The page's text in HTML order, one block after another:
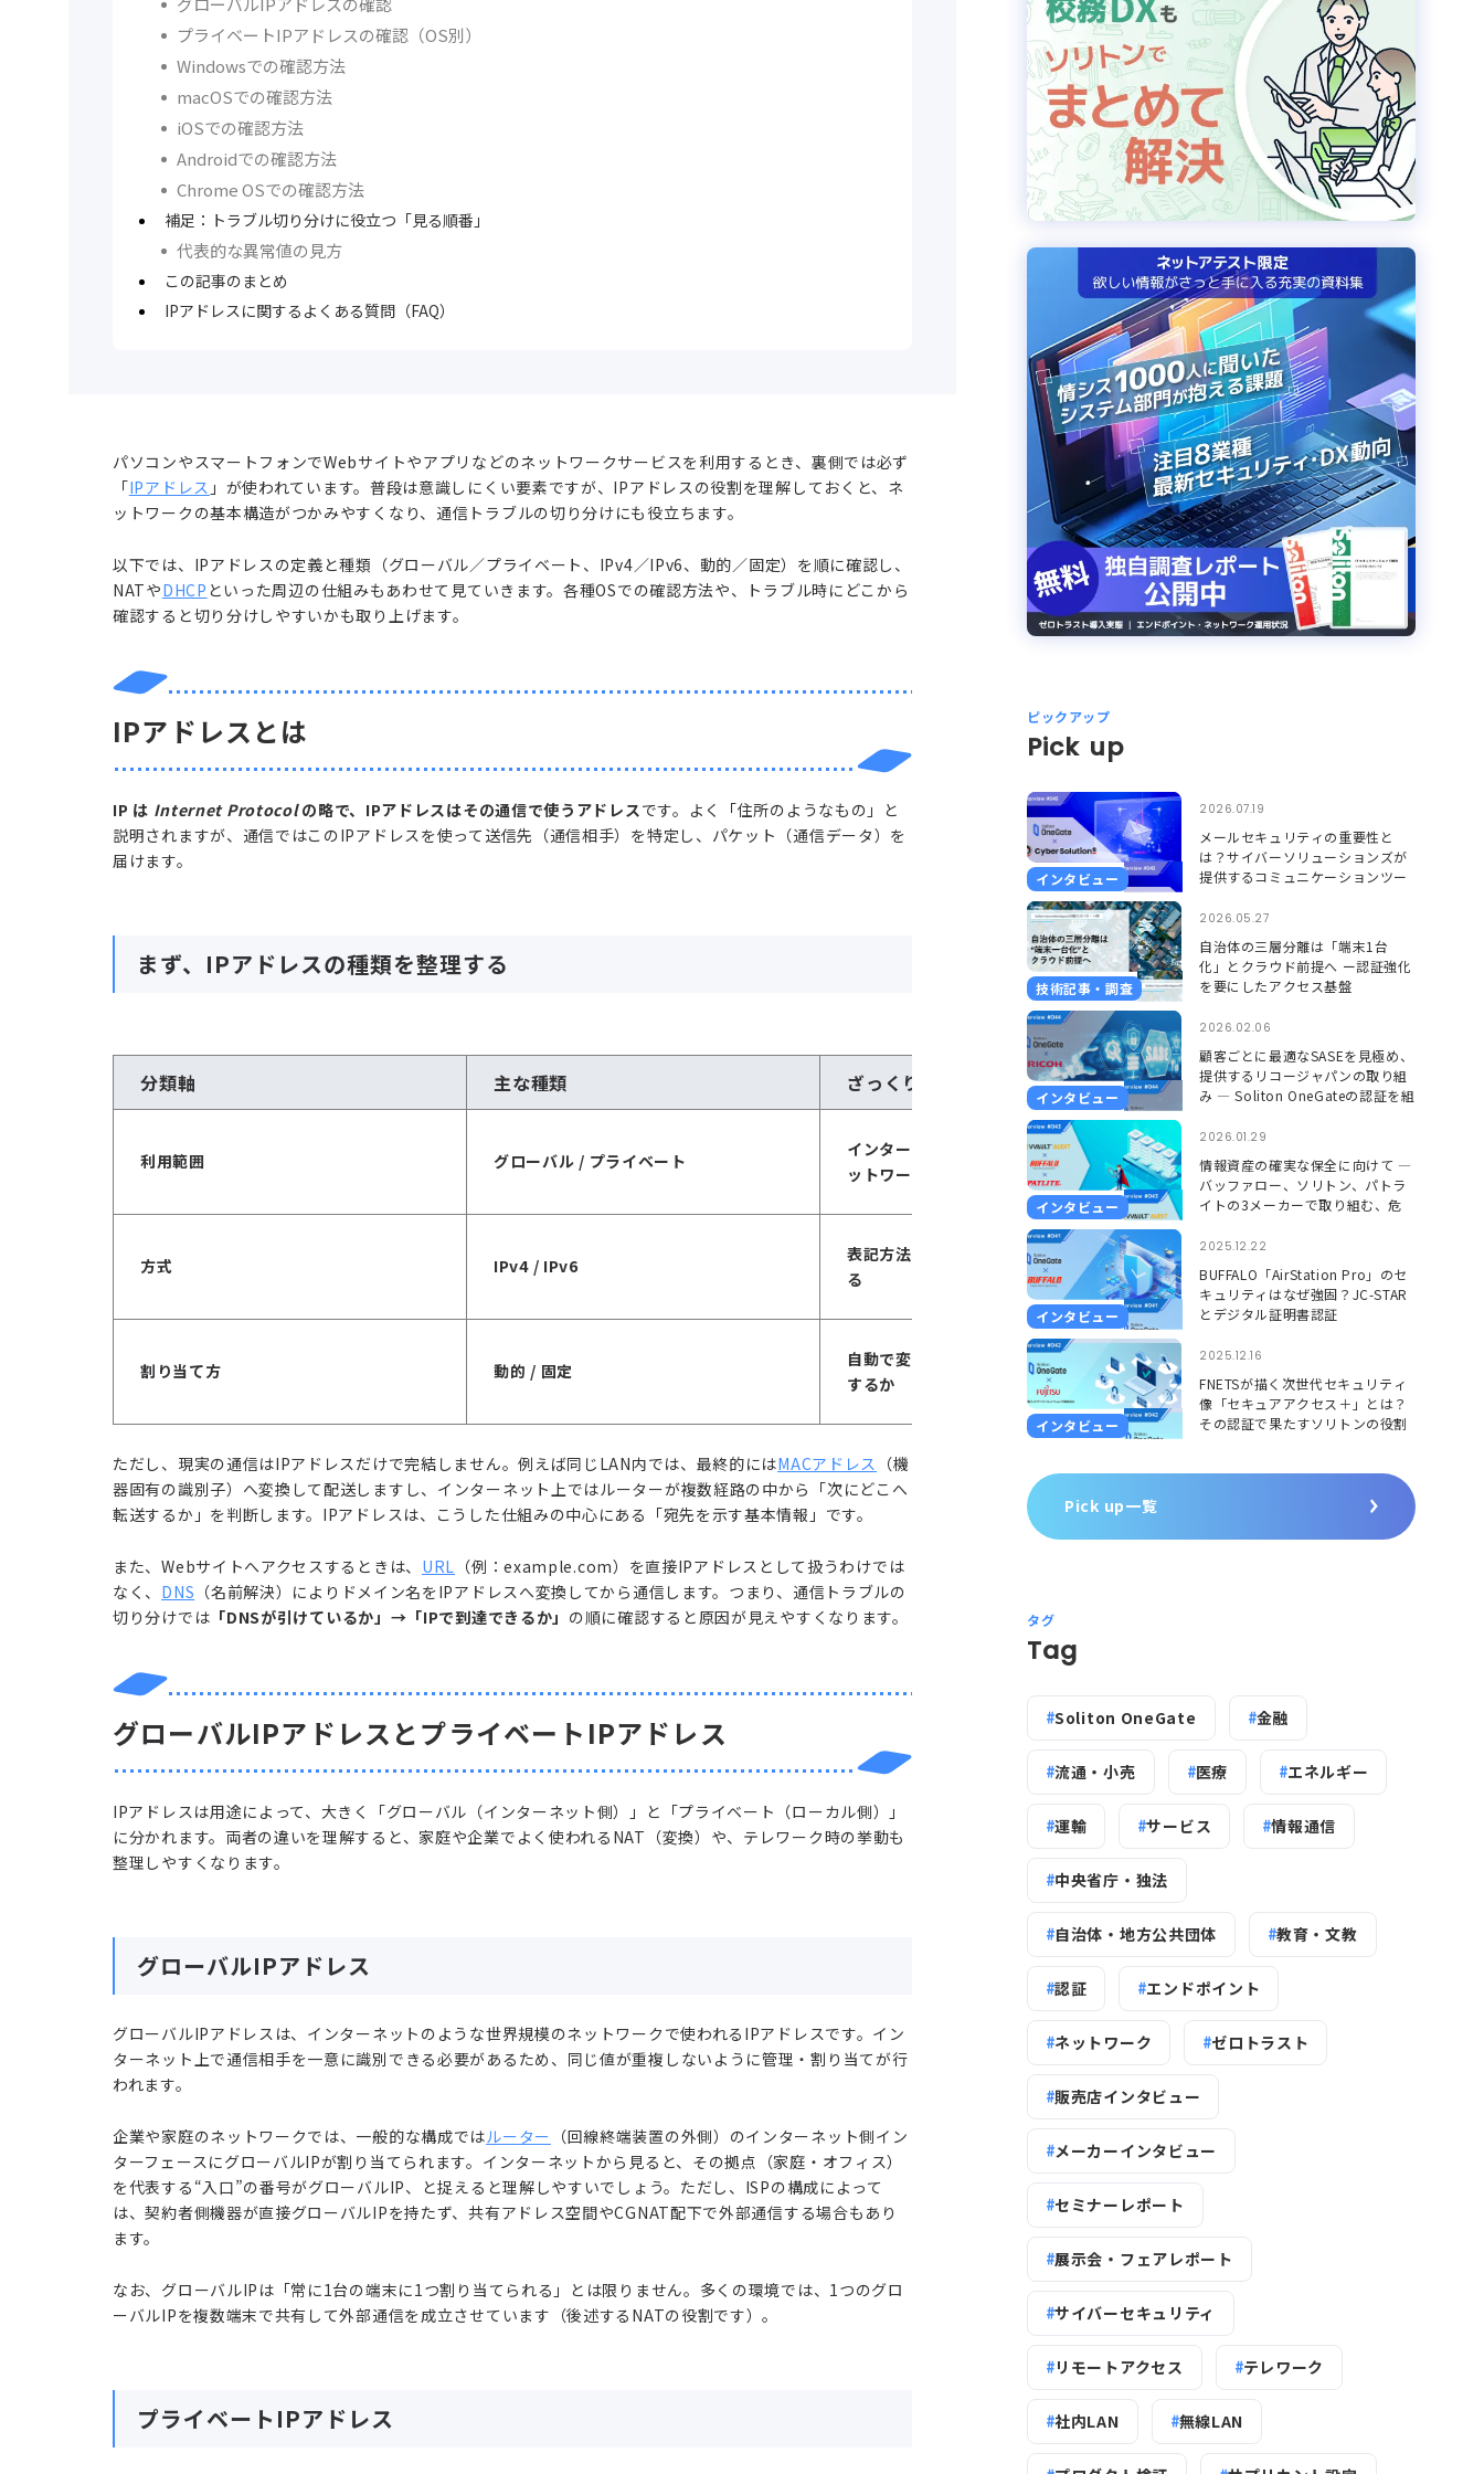
プライベートIPアドレスの確認（OS別）
Windowsでの確認方法
macOSでの確認方法
iOSでの確認方法
Androidでの確認方法
Chrome OSでの確認方法
補足：トラブル切り分けに役立つ「見る順番」
代表的な異常値の見方
この記事のまとめ
IPアドレスに関するよくある質問（FAQ）
パソコンやスマートフォンでWebサイトやアプリなどのネットワークサービスを利用するとき、裏側では必ず
「IPアドレス 」が使われています。普段は意識しにくい要素ですが、IPアドレスの役割を理解しておくと、ネ
ットワークの基本構造がつかみやすくなり、通信トラブルの切り分けにも役立ちます。
以下では、IPアドレスの定義と種類（グローバル／プライベート、IPv4／IPv6、動的／固定）を順に確認し、
NATやDHCP といった周辺の仕組みもあわせて見ていきます。各種OSでの確認方法や、トラブル時にどこから
確認すると切り分けしやすいかも取り上げます。
IPアドレスとは
IP は Internet Protocolの略で、IPアドレスはその通信で使うアドレスです。よく「住所のようなもの」と
説明されますが、通信ではこのIPアドレスを使って送信先（通信相手）を特定し、パケット（通信データ）を
届けます。
まず、IPアドレスの種類を整理する
分類軸 主な種類 ざっくりした違い
利用範囲 グローバル / プライベート
インターネット側で使うか、ローカルネ
ットワーク内で使うか
方式 IPv4 / IPv6
表記方法とアドレス空間の大きさが異な
る
割り当て方 動的 / 固定
自動で変わり得るか、同じ値を継続利用
するか
ただし、現実の通信はIPアドレスだけで完結しません。例えば同じLAN内では、最終的にはMACアドレス （機
器固有の識別子）へ変換して配送しますし、インターネット上ではルーターが複数経路の中から「次にどこへ
転送するか」を判断します。IPアドレスは、こうした仕組みの中心にある「宛先を示す基本情報」です。
また、Webサイトへアクセスするときは、 URL （例：example.com）を直接IPアドレスとして扱うわけでは
なく、 DNS （名前解決）によりドメイン名をIPアドレスへ変換してから通信します。つまり、通信トラブルの
切り分けでは 「DNSが引けているか」→「IPで到達できるか」 の順に確認すると原因が見えやすくなります。
グローバルIPアドレスとプライベートIPアドレス
IPアドレスは用途によって、大きく「グローバル（インターネット側）」と「プライベート（ローカル側）」
に分かれます。両者の違いを理解すると、家庭や企業でよく使われるNAT（変換）や、テレワーク時の挙動も
整理しやすくなります。
グローバルIPアドレス
グローバルIPアドレスは、インターネットのような世界規模のネットワークで使われるIPアドレスです。イン
ターネット上で通信相手を一意に識別できる必要があるため、同じ値が重複しないように管理・割り当てが行
われます。
企業や家庭のネットワークでは、一般的な構成ではルーター （回線終端装置の外側）のインターネット側イン
ターフェースにグローバルIPが割り当てられます。インターネットから見ると、その拠点（家庭・オフィス）
を代表する“入口”の番号がグローバルIP、と捉えると理解しやすいでしょう。ただし、ISPの構成によって
は、契約者側機器が直接グローバルIPを持たず、共有アドレス空間やCGNAT配下で外部通信する場合もあり
ます。
なお、グローバルIPは「常に1台の端末に1つ割り当てられる」とは限りません。多くの環境では、1つのグロ
ーバルIPを複数端末で共有して外部通信を成立させています（後述するNATの役割です）。
プライベートIPアドレス
ピックアップ
Pick up
インタビュー
2026.07.19
メールセキュリティの重要性と
は？サイバーソリューションズが
提供するコミュニケーションツー
Soliton OneGate
技術記事・調査
2026.05.27
自治体の三層分離は「端末1台
化」とクラウド前提へ ー認証強化
を要にしたアクセス基盤
インタビュー
2026.02.06
顧客ごとに最適なSASEを見極め、
提供するリコージャパンの取り組
み ― Soliton OneGateの認証を組
境に ―
インタビュー
2026.01.29
情報資産の確実な保全に向けて ―
バッファロー、ソリトン、パトラ
イトの3メーカーで取り組む、危
捉えるソリューション ―
インタビュー
2025.12.22
BUFFALO「AirStation Pro」のセ
キュリティはなぜ強固？JC-STAR
とデジタル証明書認証
インタビュー
2025.12.16
FNETSが描く次世代セキュリティ
像「セキュアアクセス＋」とは？
その認証で果たすソリトンの役割
Pick up一覧
タグ
Tag
Soliton OneGate 金融
流通・小売 医療 エネルギー
運輸 サービス 情報通信
中央省庁・独法
自治体・地方公共団体 教育・文教
認証 エンドポイント
ネットワーク ゼロトラスト
販売店インタビュー
メーカーインタビュー
セミナーレポート
展示会・フェアレポート
サイバーセキュリティ
リモートアクセス テレワーク
社内LAN 無線LAN